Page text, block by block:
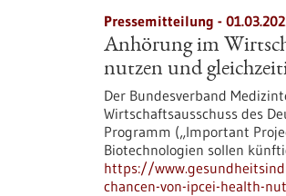
Pressemitteilung -
Anhörung im
nutzen und
Der Bundesverband
Wirtschaftsausschuss des
Programm („Important
Biotechnologien sollen
https://
chancen-von-ipcei-health-